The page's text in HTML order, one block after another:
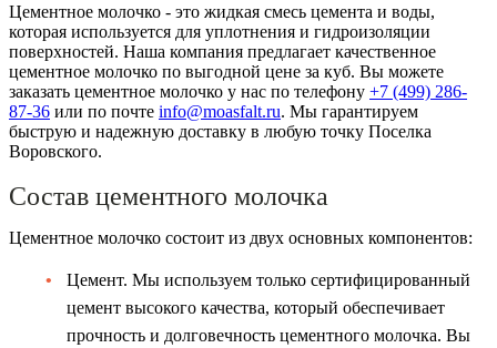
Цементное молочко - это жидкая смесь цемента и воды,
которая используется для уплотнения и гидроизоляции
поверхностей. Наша компания предлагает качественное
цементное молочко по выгодной цене за куб. Вы можете
заказать цементное молочко у нас по телефону +7 (499) 286-
87-36 или по почте info@moasfalt.ru. Мы гарантируем
быструю и надежную доставку в любую точку Поселка
Воровского.
Состав цементного молочка
Цементное молочко состоит из двух основных компонентов:
Цемент. Мы используем только сертифицированный
цемент высокого качества, который обеспечивает
прочность и долговечность цементного молочка. Вы